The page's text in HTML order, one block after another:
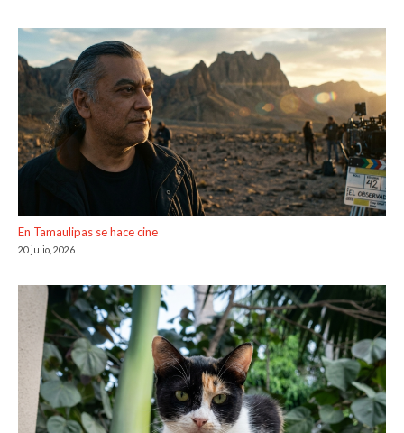
En Tamaulipas se hace cine
20 julio, 2026